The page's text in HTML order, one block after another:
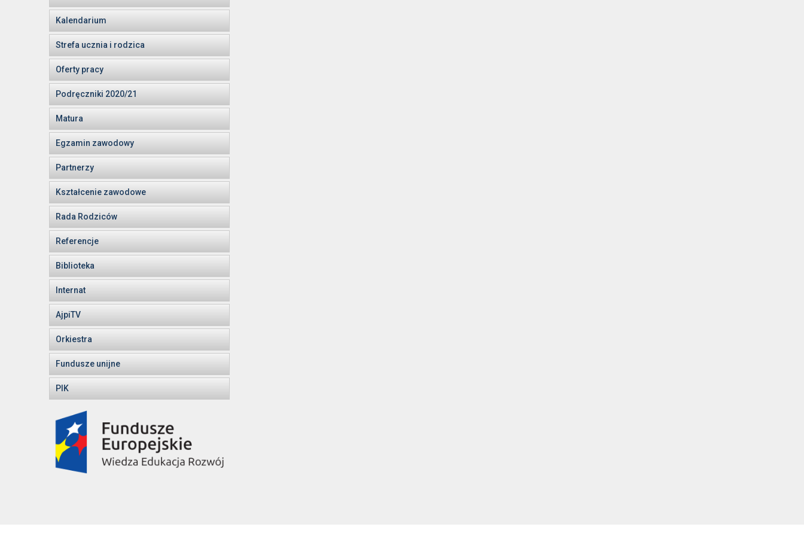
Kalendarium
Strefa ucznia i rodzica
Oferty pracy
Podręczniki 2020/21
Matura
Egzamin zawodowy
Partnerzy
Kształcenie zawodowe
Rada Rodziców
Referencje
Biblioteka
Internat
AjpiTV
Orkiestra
Fundusze unijne
PIK